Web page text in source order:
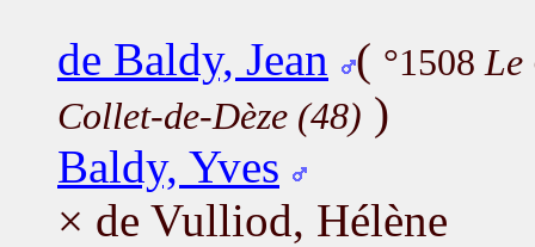
de Baldy, Jean ( °1508 Le
Collet-de-Dèze (48) )
Baldy, Yves
× de Vulliod, Hélène